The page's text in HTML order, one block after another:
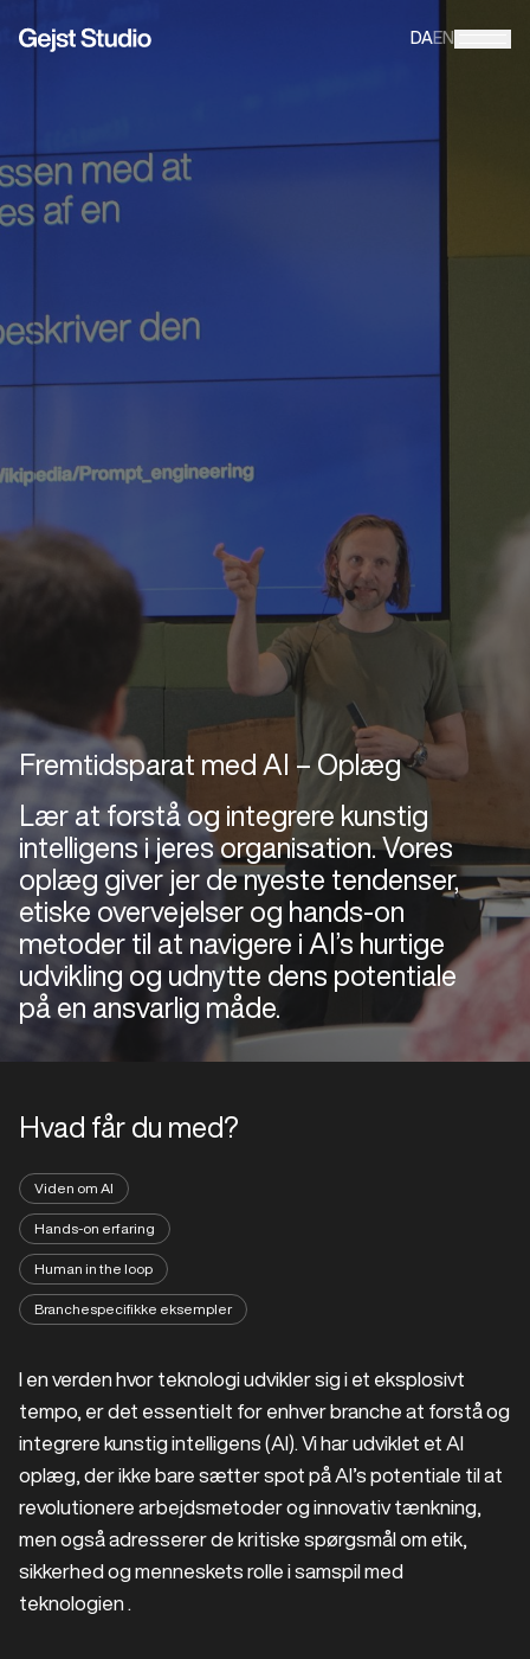
DAEN
Fremtidsparat med AI – Oplæg
Lær at forstå og integrere kunstig
intelligens i jeres organisation. Vores
oplæg giver jer de nyeste tendenser,
etiske overvejelser og hands‑on
metoder til at navigere i AI’s hurtige
udvikling og udnytte dens potentiale
på en ansvarlig måde.
Hvad får du med?
Viden om AI
Hands-on erfaring
Human in the loop
Branchespecifikke eksempler
I en verden hvor teknologi udvikler sig i et eksplosivt
tempo, er det essentielt for enhver branche at forstå og
integrere kunstig intelligens (AI). Vi har udviklet et AI
oplæg, der ikke bare sætter spot på AI’s potentiale til at
revolutionere arbejdsmetoder og innovativ tænkning,
men også adresserer de kritiske spørgsmål om etik,
sikkerhed og menneskets rolle i samspil med
teknologien .